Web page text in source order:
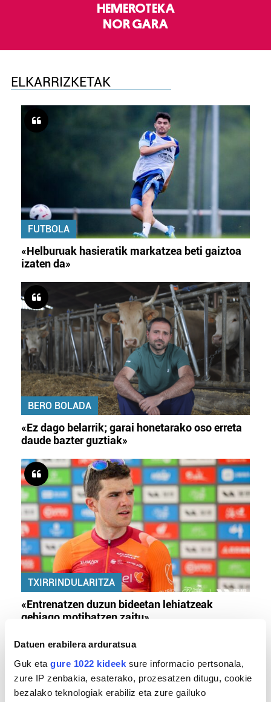
Datuen erabilera arduratsua
Guk eta gure 1022 kideek sure informacio pertsonala,
zure IP zenbakia, esaterako, prozesatzen ditugu, cookie
bezalako teknologiak erabiliz eta zure gailuko
HEMEROTEKA
NOR GARA
ELKARRIZKETAK
FUTBOLA
«Helburuak hasieratik markatzea beti gaiztoa
izaten da»
BERO BOLADA
«Ez dago belarrik; garai honetarako oso erreta
daude bazter guztiak»
TXIRRINDULARITZA
«Entrenatzen duzun bideetan lehiatzeak
gehiago motibatzen zaitu»